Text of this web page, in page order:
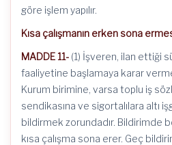
göre işlem yapılır.
Kısa çalışmanın erken sona
MADDE 11- (1) İşveren, ilan ettiği
faaliyetine başlamaya karar
Kurum birimine, varsa toplu iş
sendikasına ve sigortalılara altı
bildirmek zorundadır. Bildirimde
kısa çalışma sona erer. Geç